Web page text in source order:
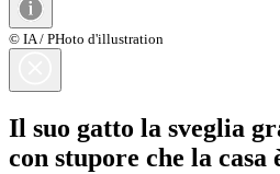
© IA / PHoto d'illustration
Il suo gatto la sveglia
con stupore che la casa